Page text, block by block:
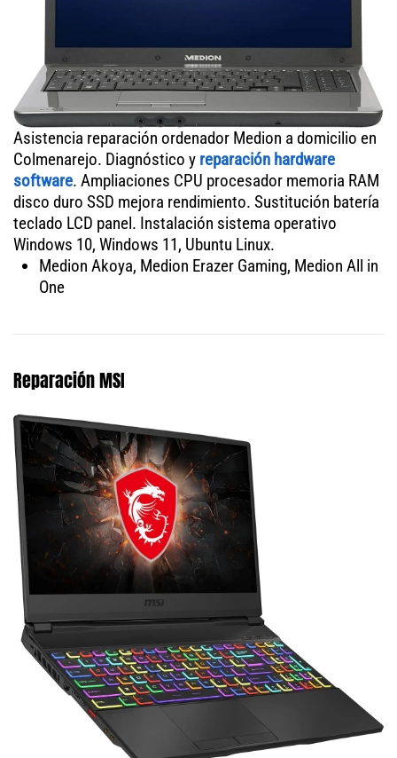
Asistencia reparación ordenador Medion a domicilio en
Colmenarejo. Diagnóstico y reparación hardware
software. Ampliaciones CPU procesador memoria RAM
disco duro SSD mejora rendimiento. Sustitución batería
teclado LCD panel. Instalación sistema operativo
Windows 10, Windows 11, Ubuntu Linux.
Medion Akoya, Medion Erazer Gaming, Medion All in
One
Reparación MSI